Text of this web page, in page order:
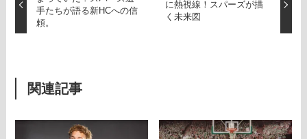
手たちが語る新HCへの信
頼。
に熱視線！スパーズが描
く未来図
関連記事